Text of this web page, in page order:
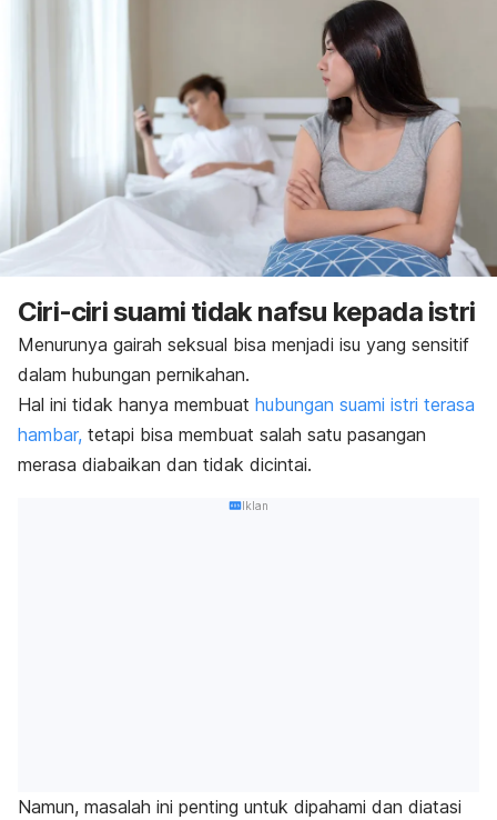
Ciri-ciri suami tidak nafsu kepada istri
Menurunya gairah seksual bisa menjadi isu yang sensitif
dalam hubungan pernikahan.
Hal ini tidak hanya membuat hubungan suami istri terasa
hambar, tetapi bisa membuat salah satu pasangan
merasa diabaikan dan tidak dicintai.
Iklan
Namun, masalah ini penting untuk dipahami dan diatasi